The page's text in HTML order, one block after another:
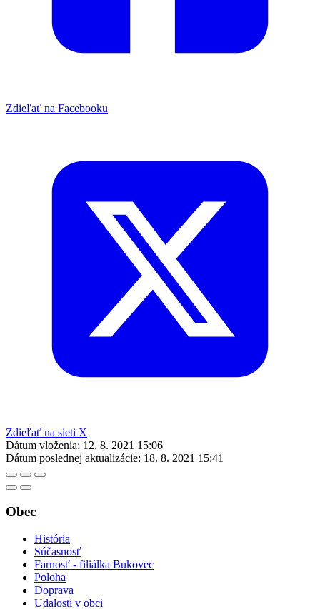
Zdieľať na Facebooku
Zdieľať na sieti X
Dátum vloženia: 12. 8. 2021 15:06
Dátum poslednej aktualizácie: 18. 8. 2021 15:41
Obec
História
Súčasnosť
Farnosť - filiálka Bukovec
Poloha
Doprava
Udalosti v obci